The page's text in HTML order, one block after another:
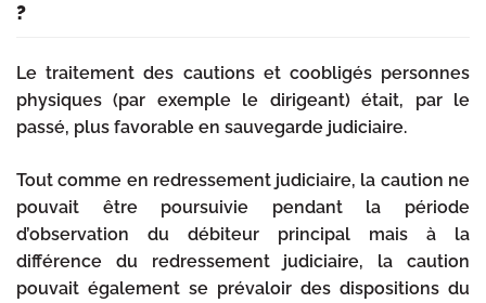
?
Le traitement des cautions et coobligés personnes
physiques (par exemple le dirigeant) était, par le
passé, plus favorable en sauvegarde judiciaire.
Tout comme en redressement judiciaire, la caution ne
pouvait être poursuivie pendant la période
d’observation du débiteur principal mais à la
différence du redressement judiciaire, la caution
pouvait également se prévaloir des dispositions du